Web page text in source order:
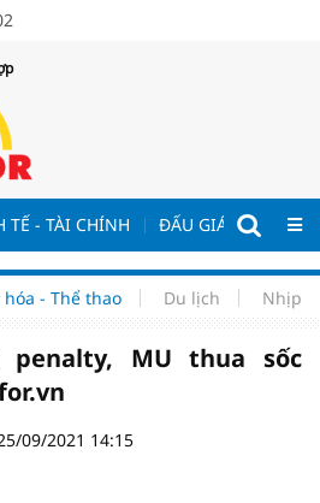
TẾ - TÀI CHÍNH ĐẤU GIÁ - ĐẤU
hóa - Thể thao Du lịch Nhịp
penalty, MU thua sốc
09/2021 14:15